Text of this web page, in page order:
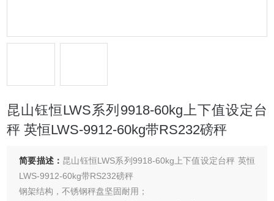
昆山钰恒LWS系列9918-60kg上下值设定台
秤 英恒LWS-9912-60kg带RS232磅秤
简要描述： 昆山钰恒LWS系列9918-60kg上下值设定台秤 英恒
LWS-9912-60kg带RS232磅秤
钢架结构，不锈钢秤盘坚固耐用；